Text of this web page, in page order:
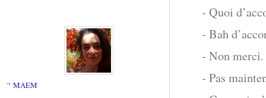
MAEM
- Quoi
- Bah
- Non
- Pas